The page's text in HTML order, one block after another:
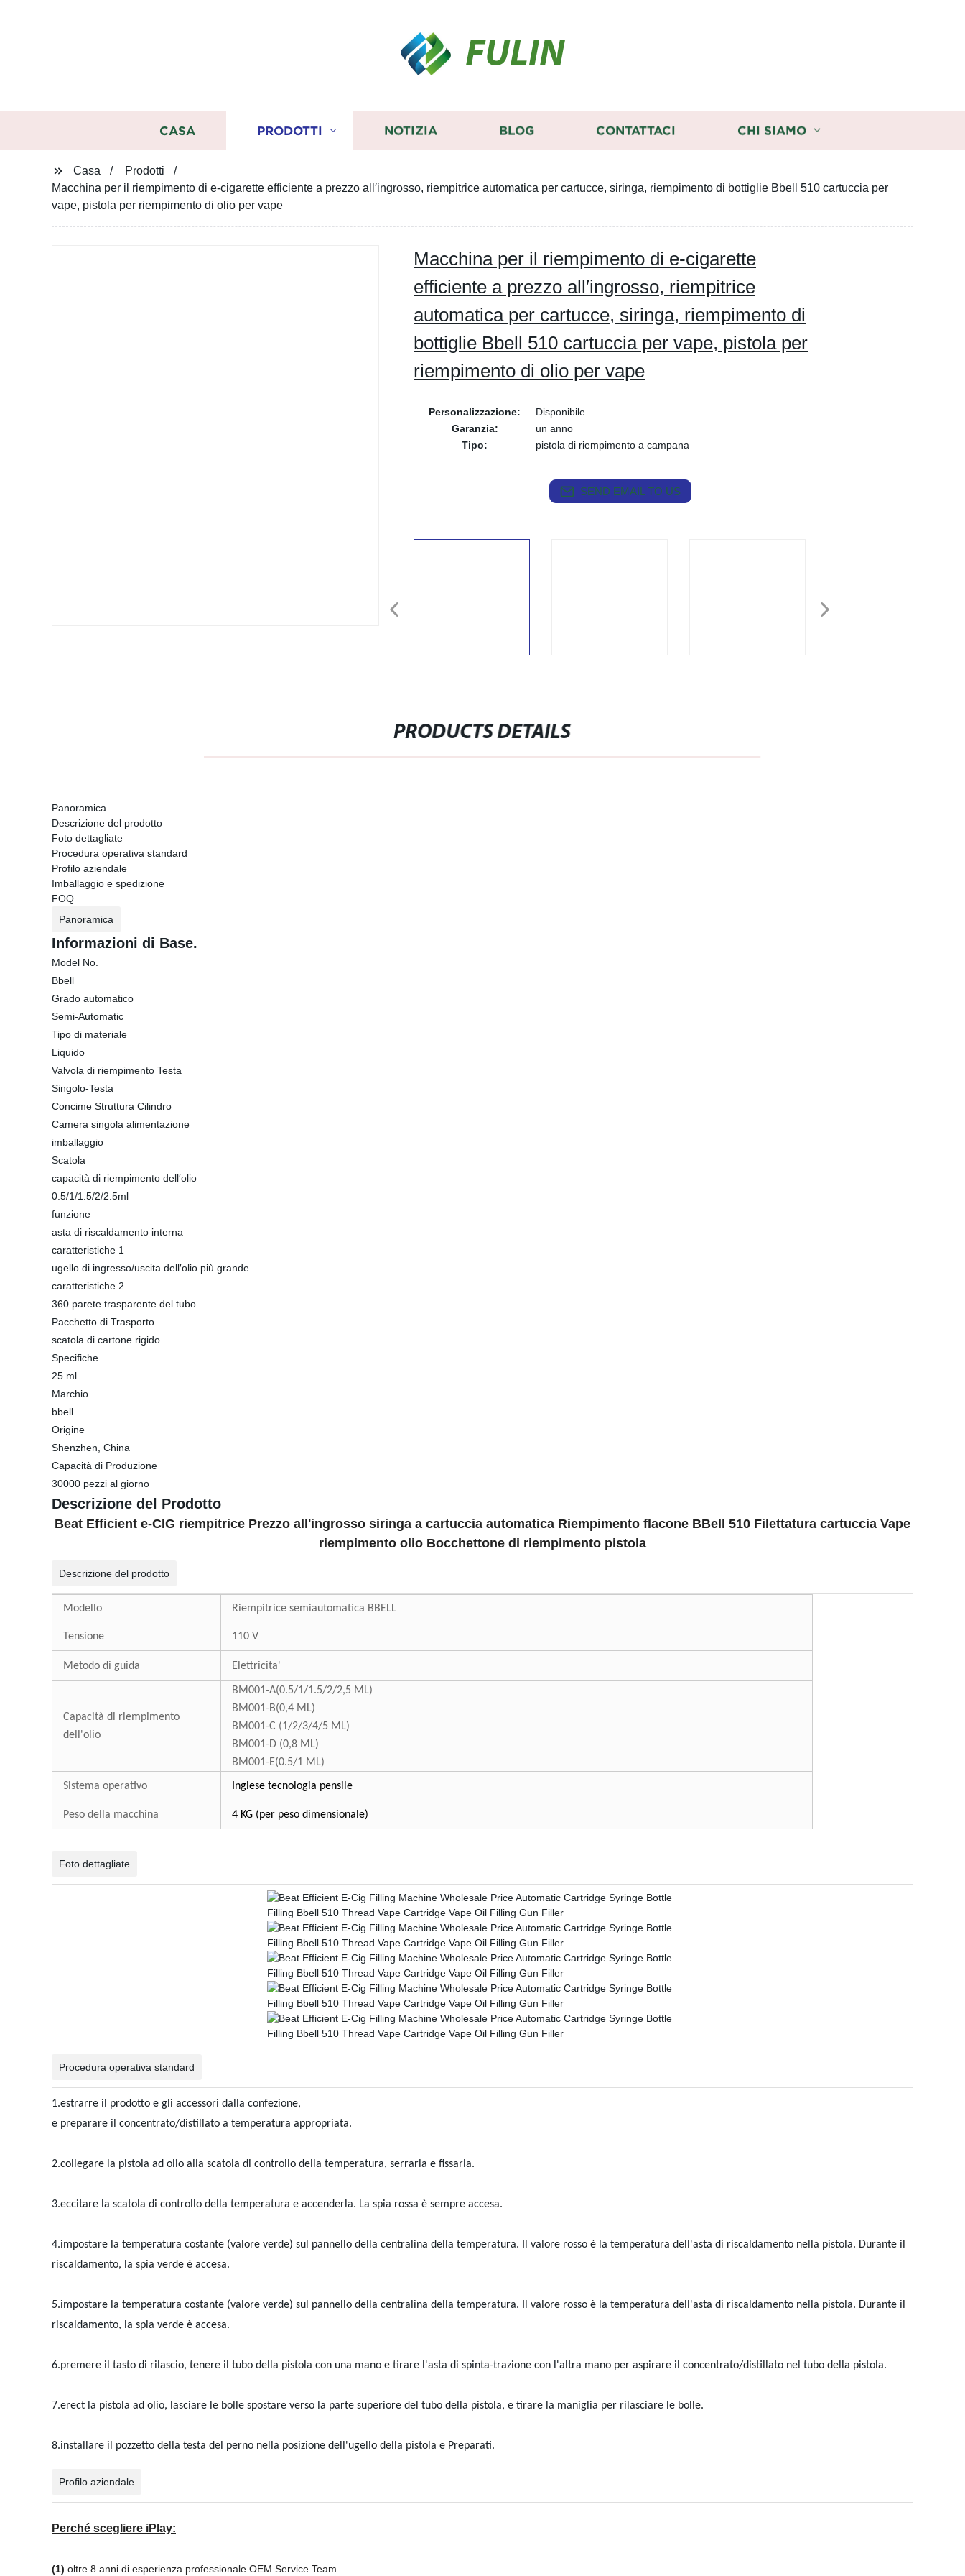
FULIN
CASA PRODOTTI NOTIZIA BLOG CONTATTACI CHI SIAMO
Casa
Prodotti
Macchina per il riempimento di e-cigarette efficiente a prezzo all′ingrosso, riempitrice automatica per cartucce, siringa, riempimento di bottiglie Bbell 510 cartuccia per
vape, pistola per riempimento di olio per vape
Macchina per il riempimento di e-cigarette
efficiente a prezzo all′ingrosso, riempitrice
automatica per cartucce, siringa, riempimento di
bottiglie Bbell 510 cartuccia per vape, pistola per
riempimento di olio per vape
Personalizzazione:
Disponibile
Garanzia:
un anno
Tipo:
pistola di riempimento a campana
SEND EMAIL TO US
PRODUCTS DETAILS
Panoramica
Descrizione del prodotto
Foto dettagliate
Procedura operativa standard
Profilo aziendale
Imballaggio e spedizione
FOQ
Panoramica
Informazioni di Base.
Model No.
Bbell
Grado automatico
Semi-Automatic
Tipo di materiale
Liquido
Valvola di riempimento Testa
Singolo-Testa
Concime Struttura Cilindro
Camera singola alimentazione
imballaggio
Scatola
capacità di riempimento dell′olio
0.5/1/1.5/2/2.5ml
funzione
asta di riscaldamento interna
caratteristiche 1
ugello di ingresso/uscita dell′olio più grande
caratteristiche 2
360 parete trasparente del tubo
Pacchetto di Trasporto
scatola di cartone rigido
Specifiche
25 ml
Marchio
bbell
Origine
Shenzhen, China
Capacità di Produzione
30000 pezzi al giorno
Descrizione del Prodotto
Beat Efficient e-CIG riempitrice Prezzo all'ingrosso siringa a cartuccia automatica Riempimento flacone BBell 510 Filettatura cartuccia Vape
riempimento olio Bocchettone di riempimento pistola
Descrizione del prodotto
Modello Riempitrice semiautomatica BBELL
Tensione 110 V
Metodo di guida Elettricita'
Capacità di riempimento
dell'olio
BM001-A(0.5/1/1.5/2/2,5 ML)
BM001-B(0,4 ML)
BM001-C (1/2/3/4/5 ML)
BM001-D (0,8 ML)
BM001-E(0.5/1 ML)
Sistema operativo Inglese tecnologia pensile
Peso della macchina 4 KG (per peso dimensionale)
Foto dettagliate
Procedura operativa standard
1.estrarre il prodotto e gli accessori dalla confezione,
e preparare il concentrato/distillato a temperatura appropriata.
2.collegare la pistola ad olio alla scatola di controllo della temperatura, serrarla e fissarla.
3.eccitare la scatola di controllo della temperatura e accenderla. La spia rossa è sempre accesa.
4.impostare la temperatura costante (valore verde) sul pannello della centralina della temperatura. Il valore rosso è la temperatura dell'asta di riscaldamento nella pistola. Durante il
riscaldamento, la spia verde è accesa.
5.impostare la temperatura costante (valore verde) sul pannello della centralina della temperatura. Il valore rosso è la temperatura dell'asta di riscaldamento nella pistola. Durante il
riscaldamento, la spia verde è accesa.
6.premere il tasto di rilascio, tenere il tubo della pistola con una mano e tirare l'asta di spinta-trazione con l'altra mano per aspirare il concentrato/distillato nel tubo della pistola.
7.erect la pistola ad olio, lasciare le bolle spostare verso la parte superiore del tubo della pistola, e tirare la maniglia per rilasciare le bolle.
8.installare il pozzetto della testa del perno nella posizione dell'ugello della pistola e Preparati.
Profilo aziendale
Perché scegliere iPlay:
(1) oltre 8 anni di esperienza professionale OEM Service Team.